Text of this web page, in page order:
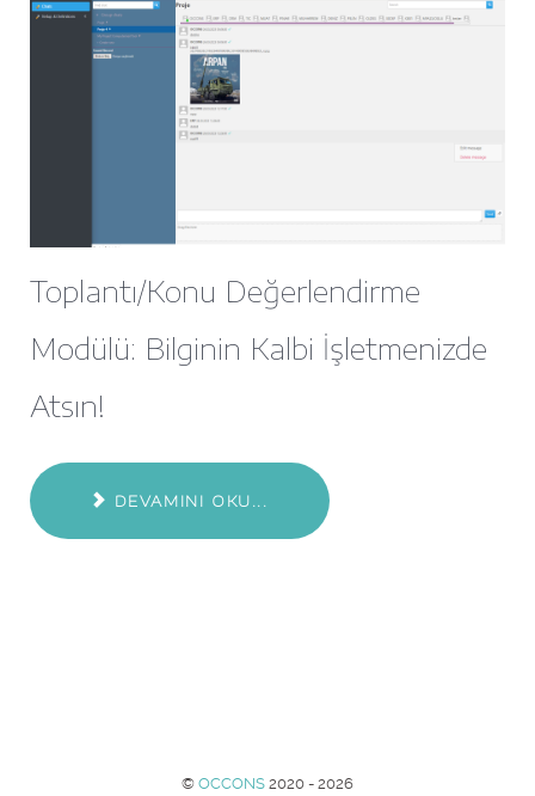
Toplantı/Konu Değerlendirme
Modülü: Bilginin Kalbi İşletmenizde
Atsın!
DEVAMINI OKU...
© OCCONS 2020 - 2026